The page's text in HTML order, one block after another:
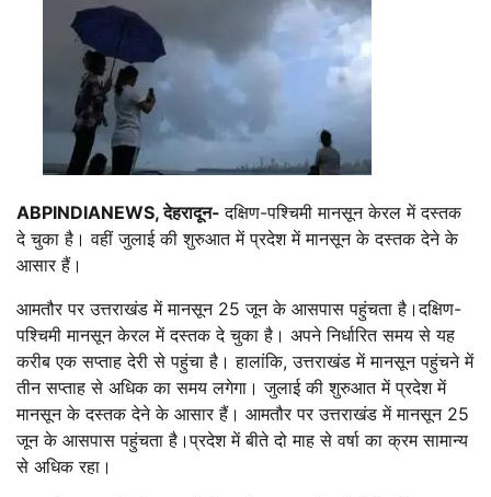
ABPINDIANEWS, देहरादून-दक्षिण-पश्चिमी मानसून केरल में दस्तक
दे चुका है। वहीं जुलाई की शुरुआत में प्रदेश में मानसून के दस्तक देने के
आसार हैं।
आमतौर पर उत्तराखंड में मानसून 25 जून के आसपास पहुंचता है।दक्षिण-
पश्चिमी मानसून केरल में दस्तक दे चुका है। अपने निर्धारित समय से यह
करीब एक सप्ताह देरी से पहुंचा है। हालांकि, उत्तराखंड में मानसून पहुंचने में
तीन सप्ताह से अधिक का समय लगेगा। जुलाई की शुरुआत में प्रदेश में
मानसून के दस्तक देने के आसार हैं। आमतौर पर उत्तराखंड में मानसून 25
जून के आसपास पहुंचता है।प्रदेश में बीते दो माह से वर्षा का क्रम सामान्य
से अधिक रहा।